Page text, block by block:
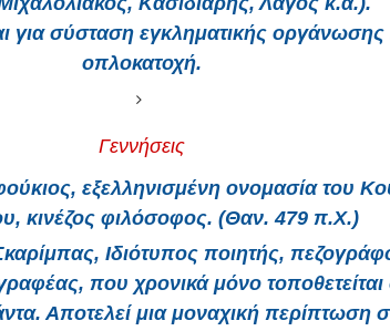
για σύσταση εγκληματικής οργάνωσης
οπλοκατοχή.
Γεννήσεις
εξελληνισμένη ονομασία του
κινέζος φιλόσοφος. (Θαν. 479 π.Χ.)
Ιδιότυπος ποιητής,
που χρονικά μόνο τοποθετείται
Αποτελεί μια μοναχική περίπτωση